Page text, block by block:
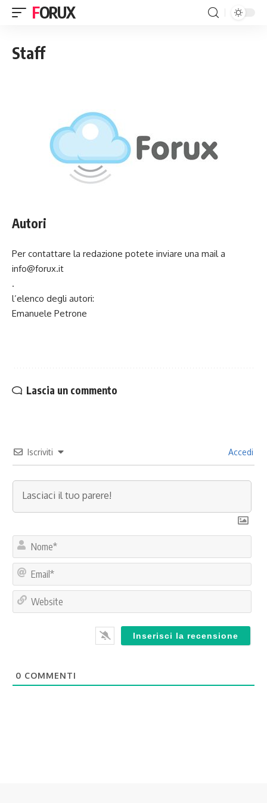
FORUX
Staff
Autori
Per contattare la redazione potete inviare una mail a
info@forux.it
.
l’elenco degli autori:
Emanuele Petrone
Lascia un commento
Iscriviti Accedi
0 COMMENTI